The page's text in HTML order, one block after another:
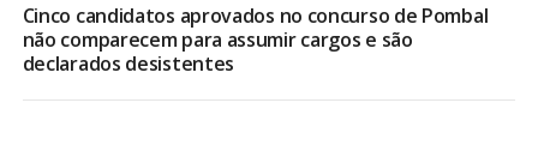
Cinco candidatos aprovados no concurso de Pombal
não comparecem para assumir cargos e são
declarados desistentes